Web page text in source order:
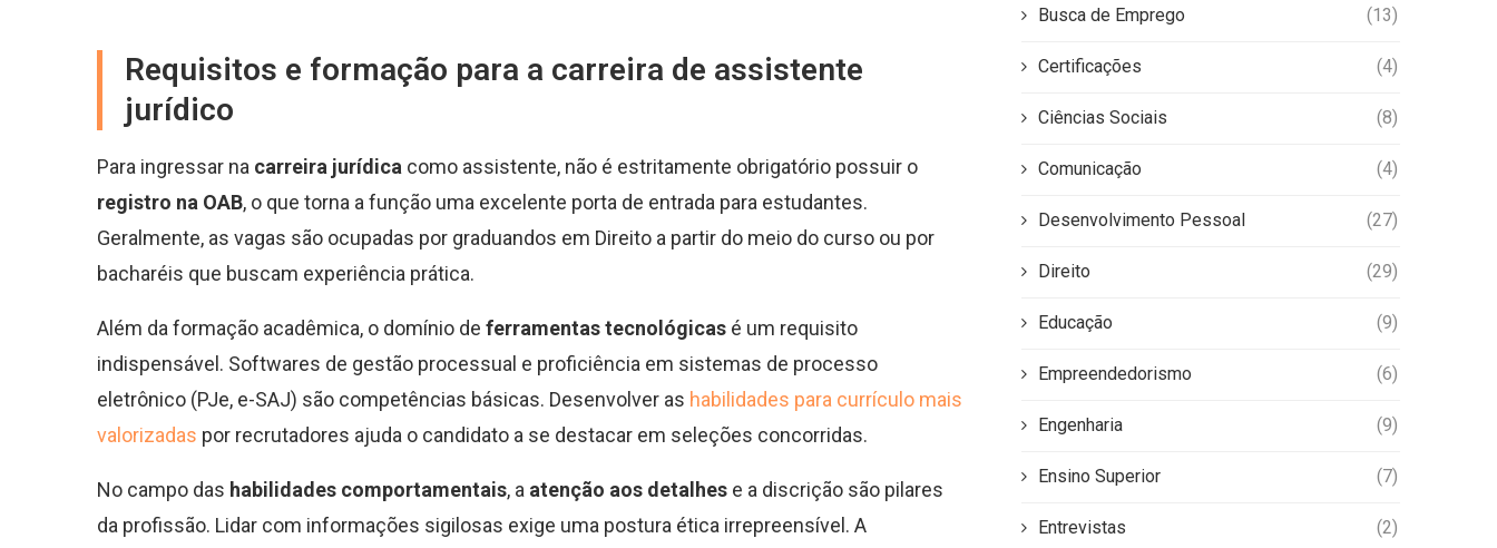
Requisitos e formação para a carreira de assistente
jurídico
Para ingressar na carreira jurídica como assistente, não é estritamente obrigatório possuir o
registro na OAB, o que torna a função uma excelente porta de entrada para estudantes.
Geralmente, as vagas são ocupadas por graduandos em Direito a partir do meio do curso ou por
bacharéis que buscam experiência prática.
Além da formação acadêmica, o domínio de ferramentas tecnológicas é um requisito
indispensável. Softwares de gestão processual e proficiência em sistemas de processo
eletrônico (PJe, e-SAJ) são competências básicas. Desenvolver as habilidades para currículo mais
valorizadas por recrutadores ajuda o candidato a se destacar em seleções concorridas.
No campo das habilidades comportamentais, a atenção aos detalhes e a discrição são pilares
da profissão. Lidar com informações sigilosas exige uma postura ética irrepreensível. A
Busca de Emprego (13)
Certificações (4)
Ciências Sociais (8)
Comunicação (4)
Desenvolvimento Pessoal (27)
Direito (29)
Educação (9)
Empreendedorismo (6)
Engenharia (9)
Ensino Superior (7)
Entrevistas (2)